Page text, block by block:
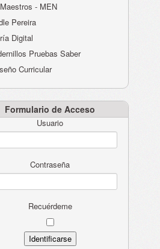
- MEN
Pereira
Digital
Pruebas Saber
Curricular
Formulario de Acceso
Usuario
Contraseña
Recuérdeme